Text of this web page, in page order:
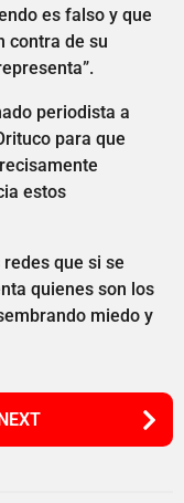
es falso y que
contra de su
periodista a
para que
estos
que si se
quienes son los
miedo y